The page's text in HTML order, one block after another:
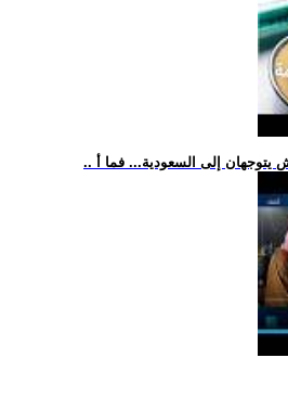
يتوجهان إلى السعودية... فما أ